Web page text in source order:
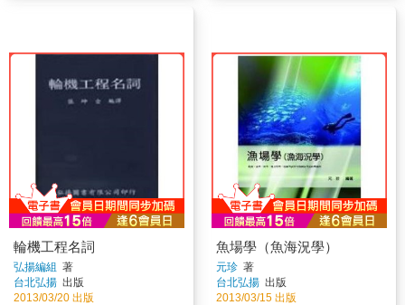
輪機工程名詞
弘揚編組 著
台北弘揚 出版
2013/03/20 出版
魚場學（魚海況學）
元珍 著
台北弘揚 出版
2013/03/15 出版